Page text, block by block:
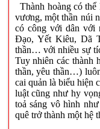
Thành hoàng có
vương, một thần núi
có công với dân với
Đạo, Yết Kiêu, Dã
thần… với nhiều sự
Tuy nhiên các thành
thần, yêu thần…)
cai quản là biểu hiện
luật cũng như hy
toả sáng vô hình
quê trở thành một hệ